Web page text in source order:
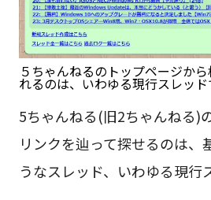
５ちゃんねるのトップページか
れるのは、いわゆる現行スレッド
5ちゃんねる(旧2ちゃんねる)
リンクを辿って探せるのは、
うなスレッド、いわゆる現行